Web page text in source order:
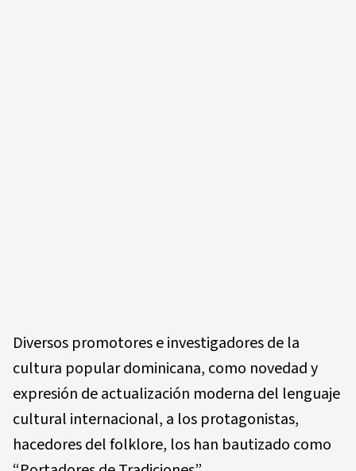
Diversos promotores e investigadores de la
cultura popular dominicana, como novedad y
expresión de actualización moderna del lenguaje
cultural internacional, a los protagonistas,
hacedores del folklore, los han bautizado como